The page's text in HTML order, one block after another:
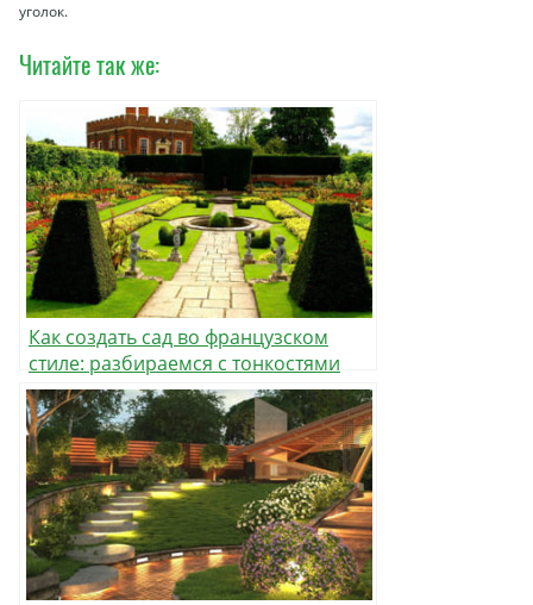
уголок.
Читайте так же:
Как создать сад во французском
стиле: разбираемся с тонкостями